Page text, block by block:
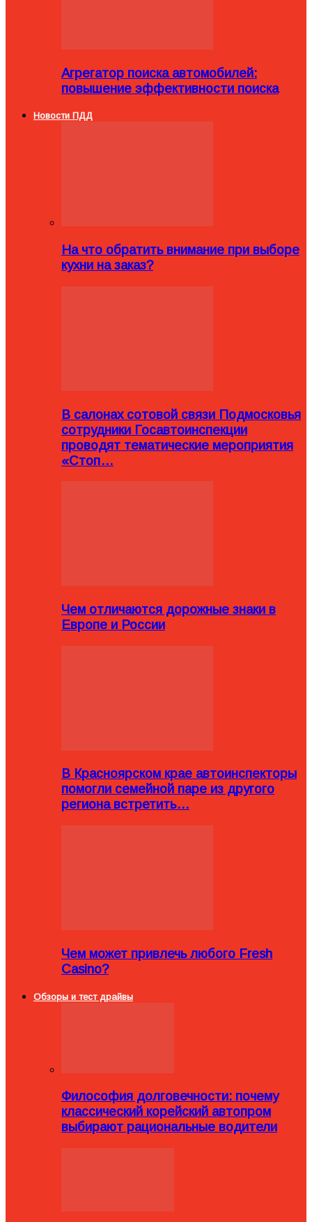
Агрегатор поиска автомобилей:
повышение эффективности поиска
Новости ПДД
На что обратить внимание при выборе
кухни на заказ?
В салонах сотовой связи Подмосковья
сотрудники Госавтоинспекции
проводят тематические мероприятия
«Стоп…
Чем отличаются дорожные знаки в
Европе и России
В Красноярском крае автоинспекторы
помогли семейной паре из другого
региона встретить…
Чем может привлечь любого Fresh
Casino?
Обзоры и тест драйвы
Философия долговечности: почему
классический корейский автопром
выбирают рациональные водители